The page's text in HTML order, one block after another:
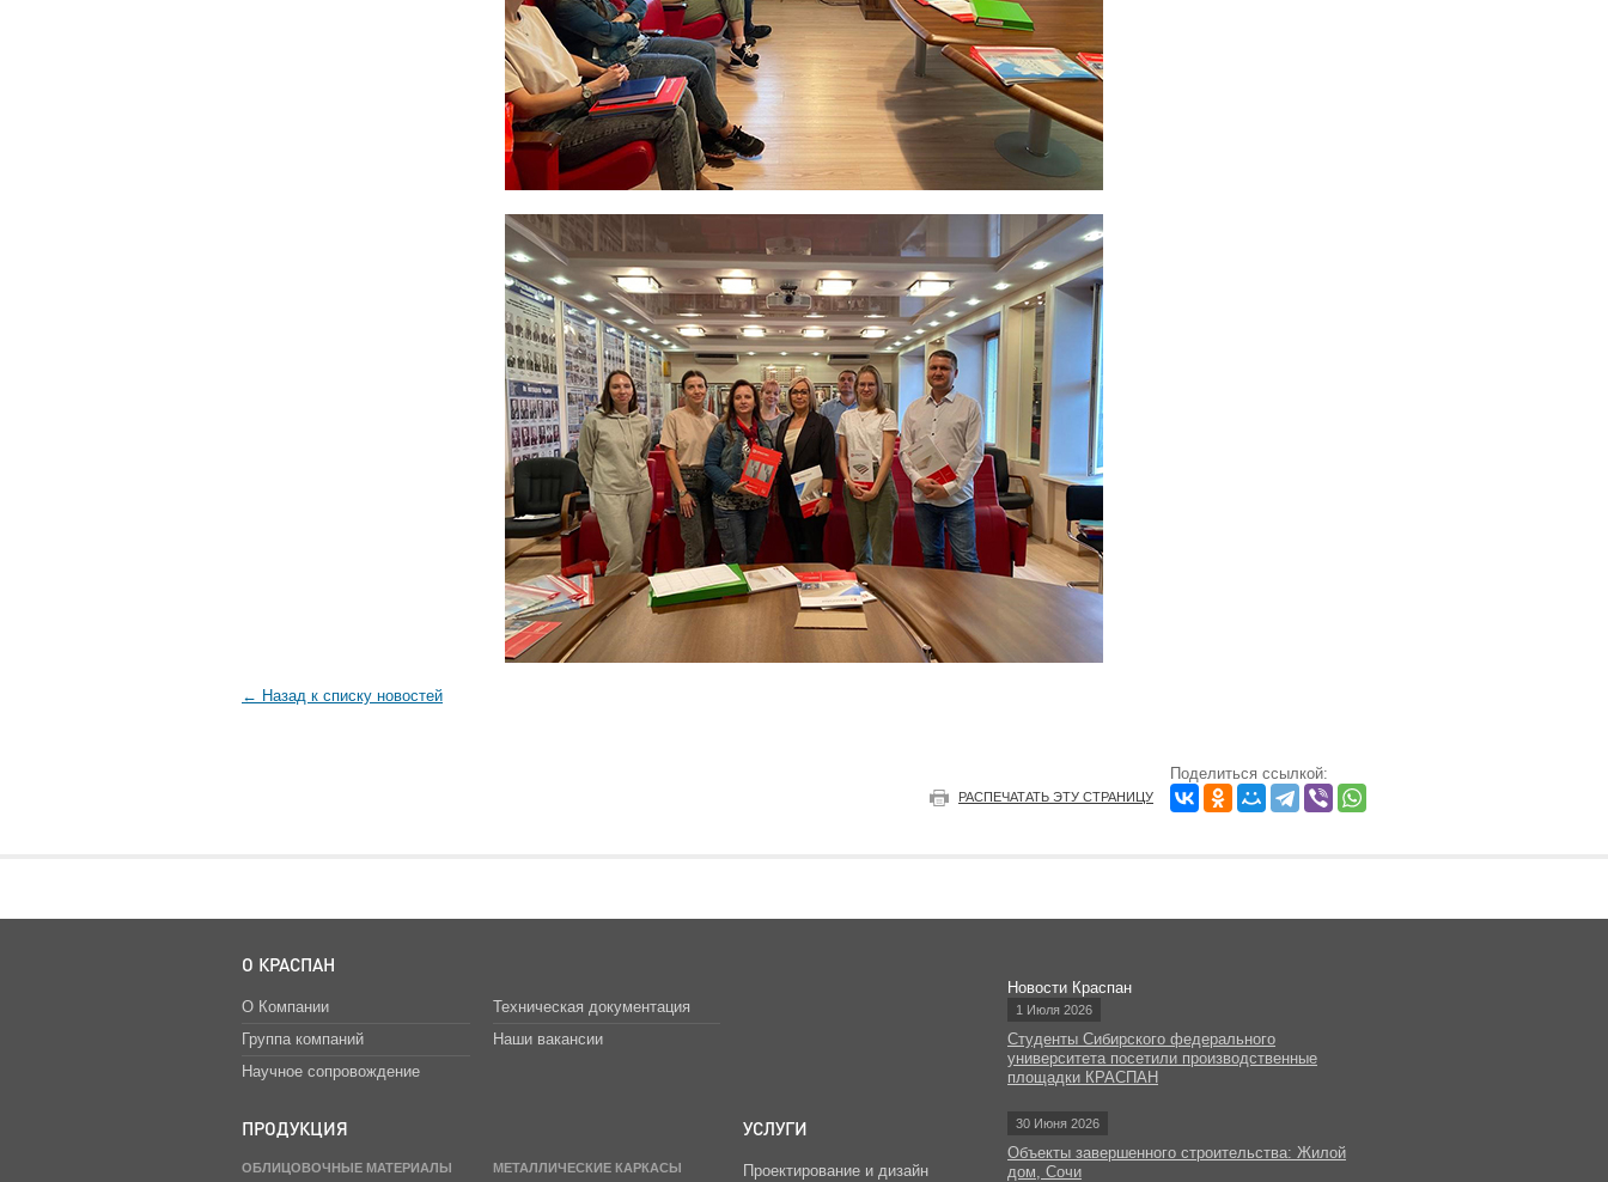
← Назад к списку новостей
РАСПЕЧАТАТЬ ЭТУ СТРАНИЦУ
Поделиться ссылкой:
О КРАСПАН
О Компании
Группа компаний
Научное сопровождение
Техническая документация
Наши вакансии
ПРОДУКЦИЯ
ОБЛИЦОВОЧНЫЕ МАТЕРИАЛЫ МЕТАЛЛИЧЕСКИЕ КАРКАСЫ
УСЛУГИ
Проектирование и дизайн
Новости Краспан
1 Июля 2026
Студенты Сибирского федерального
университета посетили производственные
площадки КРАСПАН
30 Июня 2026
Объекты завершенного строительства: Жилой
дом, Сочи